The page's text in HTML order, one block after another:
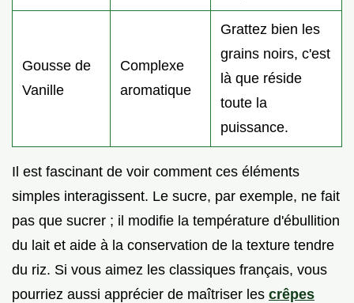
Gousse de
Vanille
Complexe
aromatique
Grattez bien les
grains noirs, c'est
là que réside
toute la
puissance.
Il est fascinant de voir comment ces éléments
simples interagissent. Le sucre, par exemple, ne fait
pas que sucrer ; il modifie la température d'ébullition
du lait et aide à la conservation de la texture tendre
du riz. Si vous aimez les classiques français, vous
pourriez aussi apprécier de maîtriser les crêpes